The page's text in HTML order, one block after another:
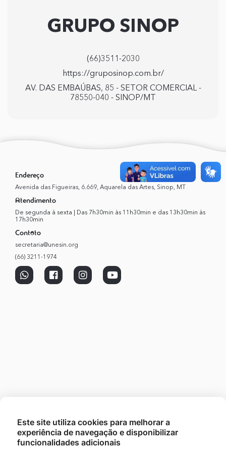
GRUPO SINOP
(66)3511-2030
https://gruposinop.com.br/
AV. DAS EMBAÚBAS, 85 - SETOR COMERCIAL -
78550-040 - SINOP/MT
Endereço
Avenida das Figueiras, 6.669, Aquarela das Artes, Sinop, MT
Atendimento
De segunda à sexta | Das 7h30min às 11h30min e das 13h30min às
17h30min
Contato
secretaria@unesin.org
(66) 3211-1974
Este site utiliza cookies para melhorar a
experiência de navegação e disponibilizar
funcionalidades adicionais